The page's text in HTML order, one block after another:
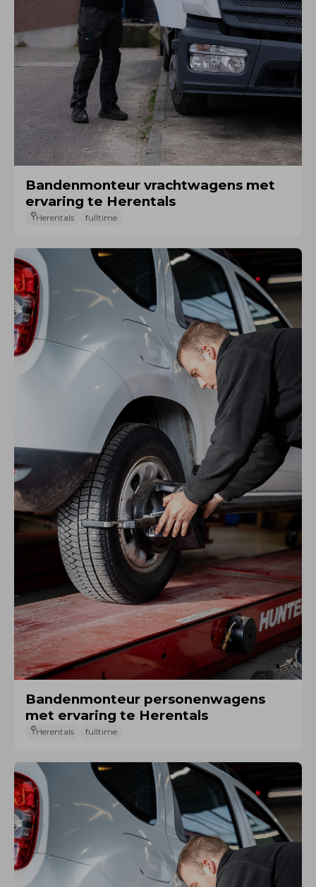
Bandenmonteur vrachtwagens met
ervaring te Herentals
Herentals fulltime
Bandenmonteur personenwagens
met ervaring te Herentals
Herentals fulltime